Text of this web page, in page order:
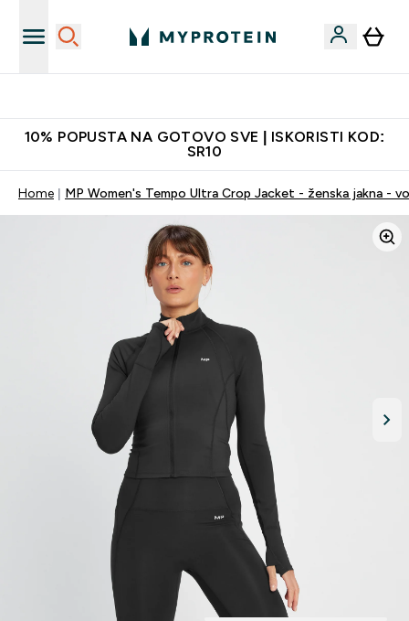
10% POPUSTA NA GOTOVO SVE | ISKORISTI KOD:
SR10
Home MP Women's Tempo Ultra Crop Jacket - ženska jakna -